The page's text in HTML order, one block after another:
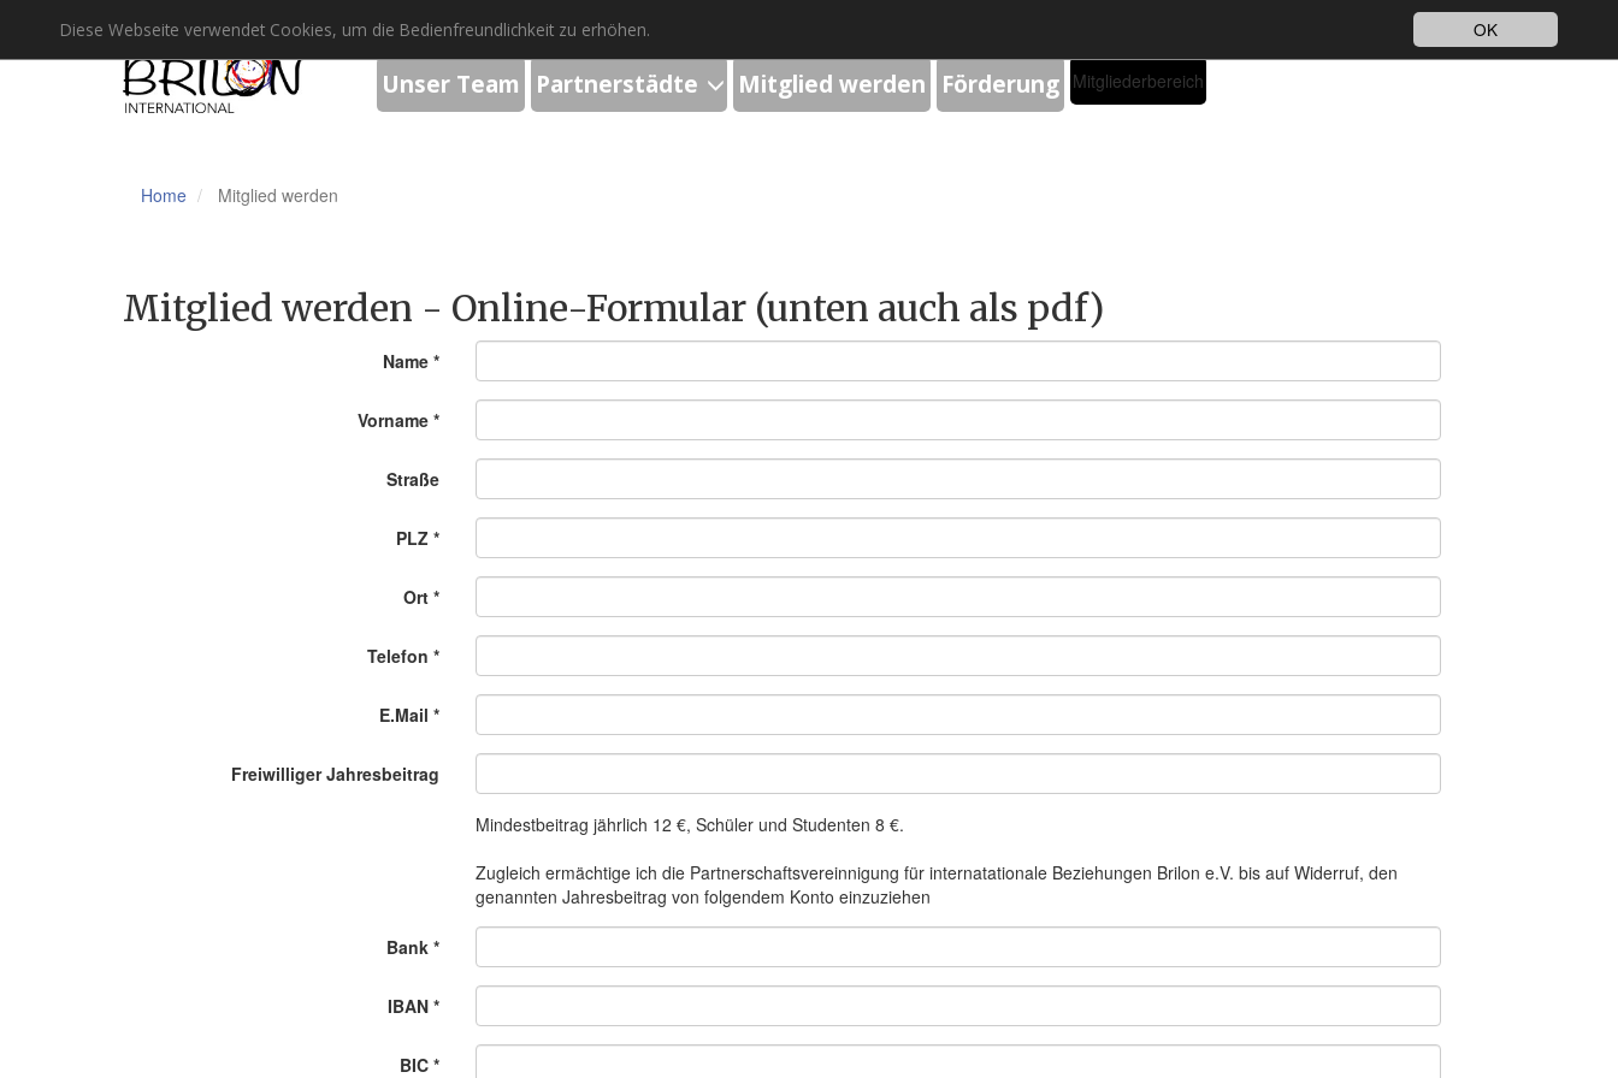
OK
Diese Webseite verwendet Cookies, um die Bedienfreundlichkeit zu erhöhen. DE
Unser Team Partnerstädte Mitglied werden Förderung Mitgliederbereich
Home Mitglied werden
Mitglied werden - Online-Formular (unten auch als pdf)
Name *
Vorname *
Straße
PLZ *
Ort *
Telefon *
E.Mail *
Freiwilliger Jahresbeitrag
Mindestbeitrag jährlich 12 €, Schüler und Studenten 8 €.
Zugleich ermächtige ich die Partnerschaftsvereinnigung für internatationale Beziehungen Brilon e.V. bis auf Widerruf, den
genannten Jahresbeitrag von folgendem Konto einzuziehen
Bank *
IBAN *
BIC *